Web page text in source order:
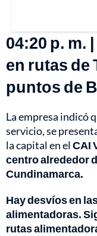
04:20 p. m.
en rutas de
puntos de
La empresa indicó
servicio, se
la capital en elCAI
centro alrededor
Cundinamarca.
Hay desvíos en
alimentadoras.
rutas